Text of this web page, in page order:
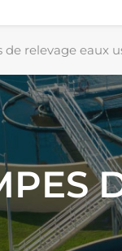
de relevage eaux